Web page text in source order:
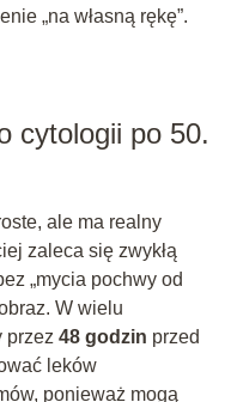
„na własną rękę”.
cytologii po 50.
ale ma realny
zaleca się zwykłą
„mycia pochwy od
W wielu
przez 48 godzin przed
leków
ponieważ mogą